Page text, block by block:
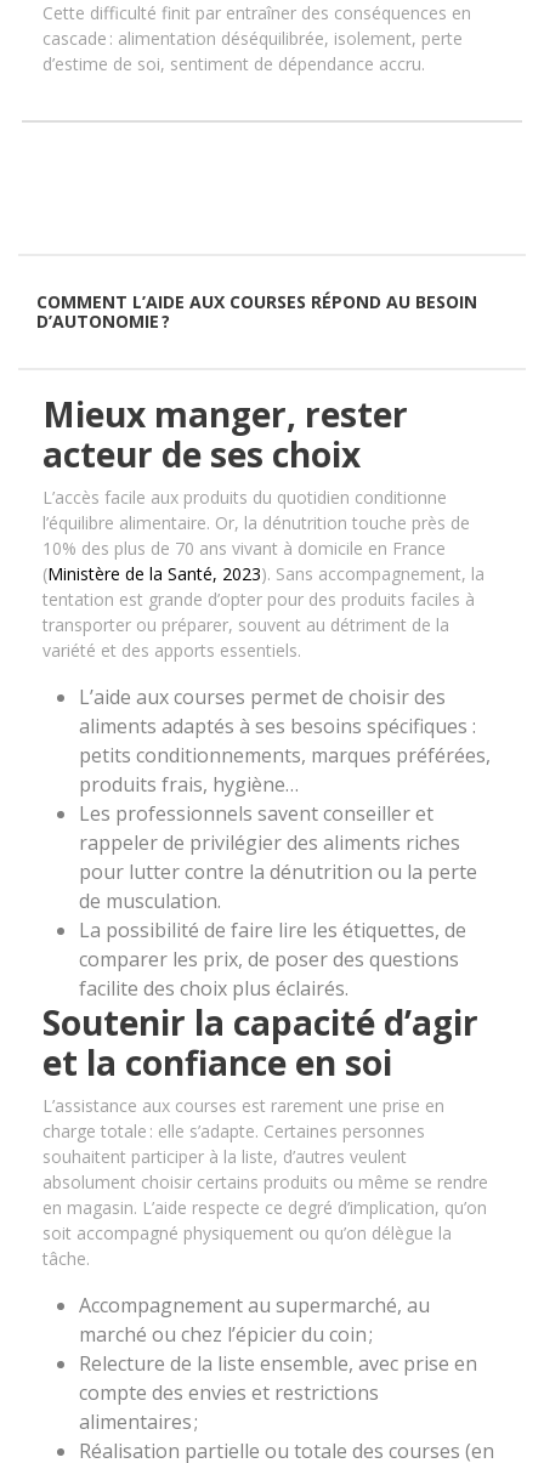
Cette difficulté finit par entraîner des conséquences en
cascade : alimentation déséquilibrée, isolement, perte
d’estime de soi, sentiment de dépendance accru.
COMMENT L’AIDE AUX COURSES RÉPOND AU BESOIN
D’AUTONOMIE ?
Mieux manger, rester
acteur de ses choix
L’accès facile aux produits du quotidien conditionne
l’équilibre alimentaire. Or, la dénutrition touche près de
10% des plus de 70 ans vivant à domicile en France
(Ministère de la Santé, 2023). Sans accompagnement, la
tentation est grande d’opter pour des produits faciles à
transporter ou préparer, souvent au détriment de la
variété et des apports essentiels.
L’aide aux courses permet de choisir des
aliments adaptés à ses besoins spécifiques :
petits conditionnements, marques préférées,
produits frais, hygiène…
Les professionnels savent conseiller et
rappeler de privilégier des aliments riches
pour lutter contre la dénutrition ou la perte
de musculation.
La possibilité de faire lire les étiquettes, de
comparer les prix, de poser des questions
facilite des choix plus éclairés.
Soutenir la capacité d’agir
et la confiance en soi
L’assistance aux courses est rarement une prise en
charge totale : elle s’adapte. Certaines personnes
souhaitent participer à la liste, d’autres veulent
absolument choisir certains produits ou même se rendre
en magasin. L’aide respecte ce degré d’implication, qu’on
soit accompagné physiquement ou qu’on délègue la
tâche.
Accompagnement au supermarché, au
marché ou chez l’épicier du coin ;
Relecture de la liste ensemble, avec prise en
compte des envies et restrictions
alimentaires ;
Réalisation partielle ou totale des courses (en